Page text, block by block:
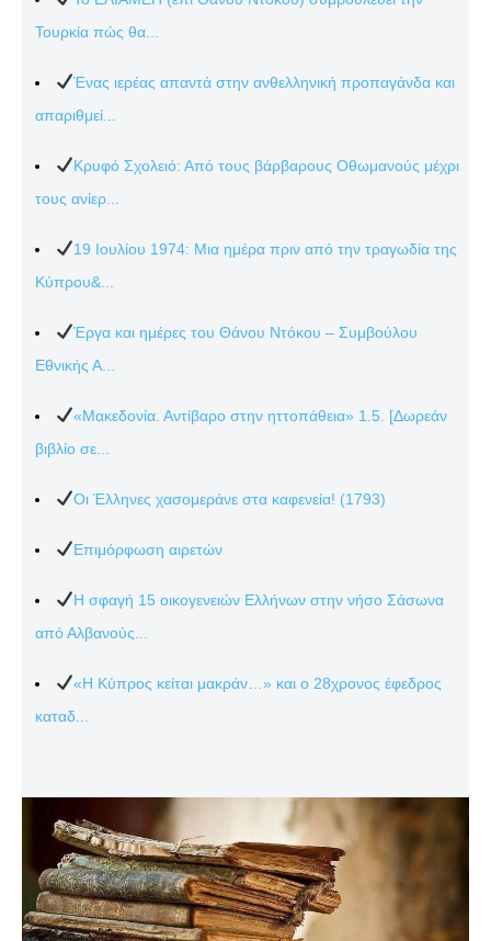
Τουρκία πώς θα...
Ένας ιερέας απαντά στην ανθελληνική προπαγάνδα και
απαριθμεί...
Κρυφό Σχολειό: Από τους βάρβαρους Οθωμανούς μέχρι
τους ανίερ...
19 Ιουλίου 1974: Μια ημέρα πριν από την τραγωδία της
Κύπρου&...
Έργα και ημέρες του Θάνου Ντόκου – Συμβούλου
Εθνικής Α...
«Μακεδονία. Αντίβαρο στην ηττοπάθεια» 1.5. [Δωρεάν
βιβλίο σε...
Οι Έλληνες χασομεράνε στα καφενεία! (1793)
Επιμόρφωση αιρετών
Η σφαγή 15 οικογενειών Ελλήνων στην νήσο Σάσωνα
από Αλβανούς...
«Η Κύπρος κείται μακράν…» και ο 28χρονος έφεδρος
καταδ...